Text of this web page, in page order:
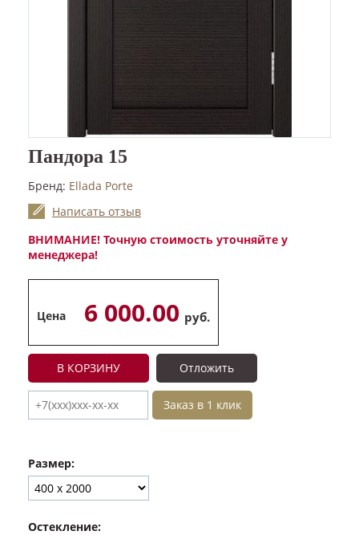
Пандора 15
Бренд: Ellada Porte
Написать отзыв
ВНИМАНИЕ! Точную стоимость уточняйте у
менеджера!
Цена 6 000.00 руб.
В КОРЗИНУ Отложить
Заказ в 1 клик
Размер:
Остекление: